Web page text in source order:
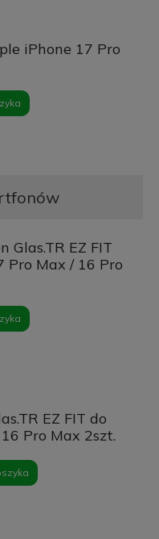
iPhone 17 Pro
Glas.TR EZ FIT
Pro Max / 16 Pro
EZ FIT do
Pro Max 2szt.